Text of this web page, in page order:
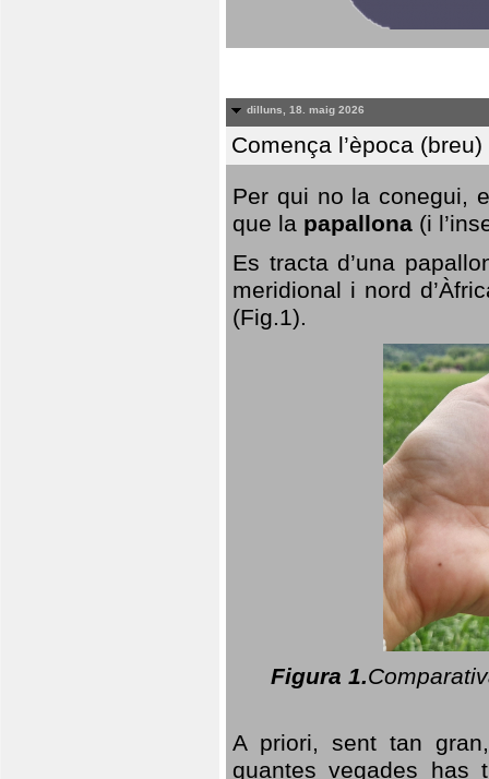
dilluns, 18. maig 2026
Comença l’època
Per qui no la conegui,
que la papallona (i
Es tracta d’una
meridional i nord
(Fig.1).
Figura 1.
A priori, sent tan
quantes vegades has